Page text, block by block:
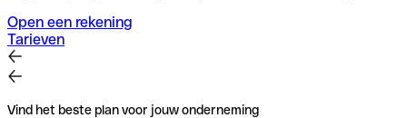
Open een rekening
Tarieven
Vind het beste plan voor jouw onderneming